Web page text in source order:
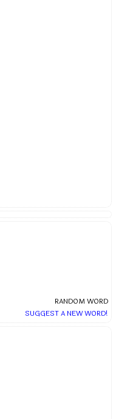
RANDOM WORD
SUGGEST A NEW WORD!